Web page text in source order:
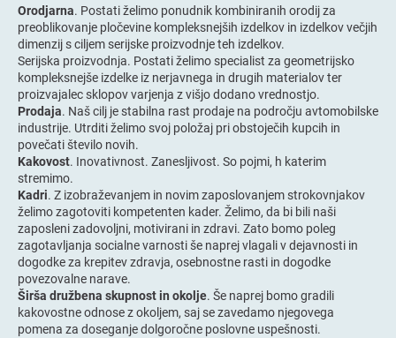
Orodjarna. Postati želimo ponudnik kombiniranih orodij za
preoblikovanje pločevine kompleksnejših izdelkov in izdelkov večjih
dimenzij s ciljem serijske proizvodnje teh izdelkov.
Serijska proizvodnja. Postati želimo specialist za geometrijsko
kompleksnejše izdelke iz nerjavnega in drugih materialov ter
proizvajalec sklopov varjenja z višjo dodano vrednostjo.
Prodaja. Naš cilj je stabilna rast prodaje na področju avtomobilske
industrije. Utrditi želimo svoj položaj pri obstoječih kupcih in
povečati število novih.
Kakovost. Inovativnost. Zanesljivost. So pojmi, h katerim
stremimo.
Kadri. Z izobraževanjem in novim zaposlovanjem strokovnjakov
želimo zagotoviti kompetenten kader. Želimo, da bi bili naši
zaposleni zadovoljni, motivirani in zdravi. Zato bomo poleg
zagotavljanja socialne varnosti še naprej vlagali v dejavnosti in
dogodke za krepitev zdravja, osebnostne rasti in dogodke
povezovalne narave.
Širša družbena skupnost in okolje. Še naprej bomo gradili
kakovostne odnose z okoljem, saj se zavedamo njegovega
pomena za doseganje dolgoročne poslovne uspešnosti.